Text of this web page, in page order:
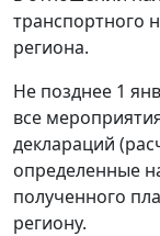
транспортного
региона.
Не позднее 1
все
деклараций
определенные
полученного
региону.